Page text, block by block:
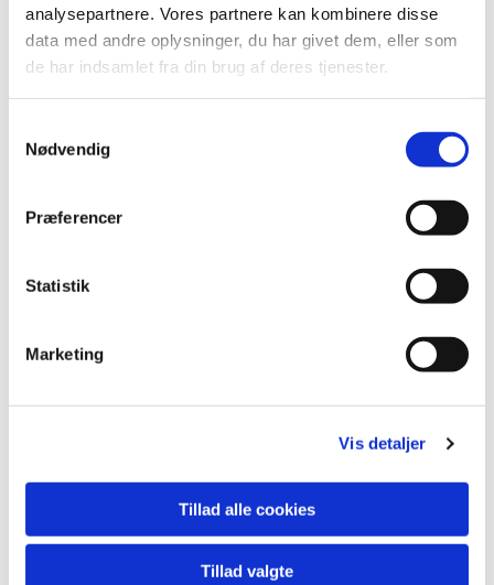
analysepartnere. Vores partnere kan kombinere disse
data med andre oplysninger, du har givet dem, eller som
de har indsamlet fra din brug af deres tjenester.
Nødvendig
Præferencer
Statistik
Marketing
Vis detaljer
Tillad alle cookies
Tillad valgte
Eksistentielle samtaler
Samtaler om sorg og savn